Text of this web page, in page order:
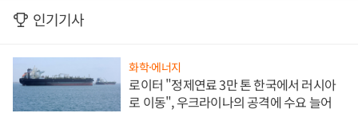
인기기사
화학·에너지
로이터 "정제연료 3만 톤 한국에서 러시아
로 이동", 우크라이나의 공격에 수요 늘어